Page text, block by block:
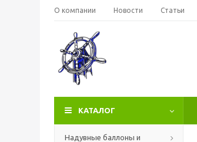
О компании Новости Статьи
КАТАЛОГ
Надувные баллоны и